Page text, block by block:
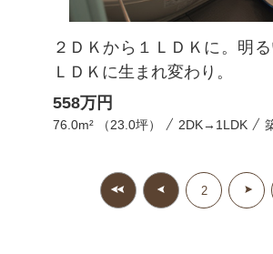
２ＤＫから１ＬＤＫに。明
ＬＤＫに生まれ変わり。
558万円
76.0m² （23.0坪） 2DK→1LDK
2